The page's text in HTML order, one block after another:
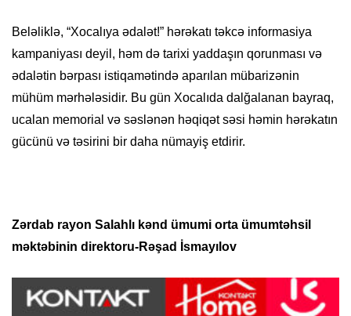
Beləliklə, “Xocalıya ədalət!” hərəkatı təkcə informasiya
kampaniyası deyil, həm də tarixi yaddaşın qorunması və
ədalətin bərpası istiqamətində aparılan mübarizənin
mühüm mərhələsidir. Bu gün Xocalıda dalğalanan bayraq,
ucalan memorial və səslənən həqiqət səsi həmin hərəkatın
gücünü və təsirini bir daha nümayiş etdirir.
Zərdab rayon Salahlı kənd ümumi orta ümumtəhsil
məktəbinin direktoru-Rəşad İsmayılov